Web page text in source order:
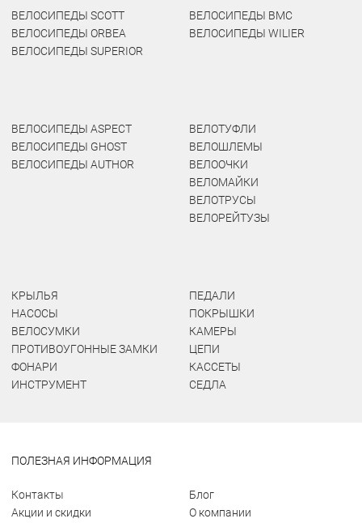
ВЕЛОСИПЕДЫ SCOTT
ВЕЛОСИПЕДЫ ORBEA
ВЕЛОСИПЕДЫ SUPERIOR
ВЕЛОСИПЕДЫ BMC
ВЕЛОСИПЕДЫ WILIER
ВЕЛОСИПЕДЫ ASPECT
ВЕЛОСИПЕДЫ GHOST
ВЕЛОСИПЕДЫ AUTHOR
ВЕЛОТУФЛИ
ВЕЛОШЛЕМЫ
ВЕЛООЧКИ
ВЕЛОМАЙКИ
ВЕЛОТРУСЫ
ВЕЛОРЕЙТУЗЫ
КРЫЛЬЯ
НАСОСЫ
ВЕЛОСУМКИ
ПРОТИВОУГОННЫЕ ЗАМКИ
ФОНАРИ
ИНСТРУМЕНТ
ПЕДАЛИ
ПОКРЫШКИ
КАМЕРЫ
ЦЕПИ
КАССЕТЫ
СЕДЛА
ПОЛЕЗНАЯ ИНФОРМАЦИЯ
Контакты
Акции и скидки
Блог
О компании